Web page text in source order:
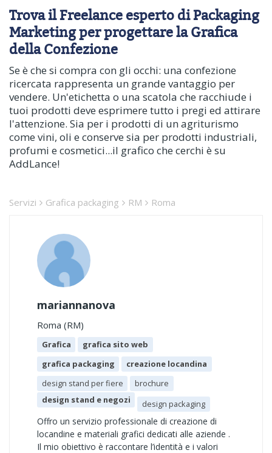
Trova il Freelance esperto di Packaging
Marketing per progettare la Grafica
della Confezione
Se è che si compra con gli occhi: una confezione
ricercata rappresenta un grande vantaggio per
vendere. Un'etichetta o una scatola che racchiude i
tuoi prodotti deve esprimere tutto i pregi ed attirare
l'attenzione. Sia per i prodotti di un agriturismo
come vini, oli e conserve sia per prodotti industriali,
profumi e cosmetici...il grafico che cerchi è su
AddLance!
Servizi Grafica packaging RM Roma
mariannanova
Roma (RM)
Grafica
grafica sito web
grafica packaging
creazione locandina
design stand per fiere
brochure
design stand e negozi
design packaging
Offro un servizio professionale di creazione di
locandine e materiali grafici dedicati alle aziende .
Il mio obiettivo è raccontare l’identità e i valori